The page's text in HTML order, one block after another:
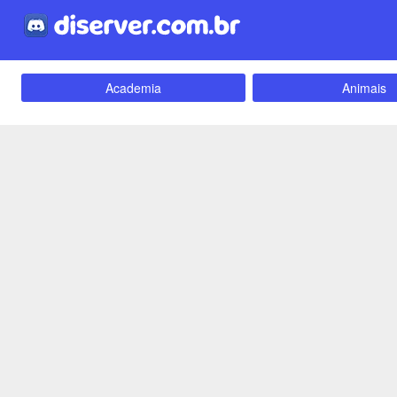
Academia Animais